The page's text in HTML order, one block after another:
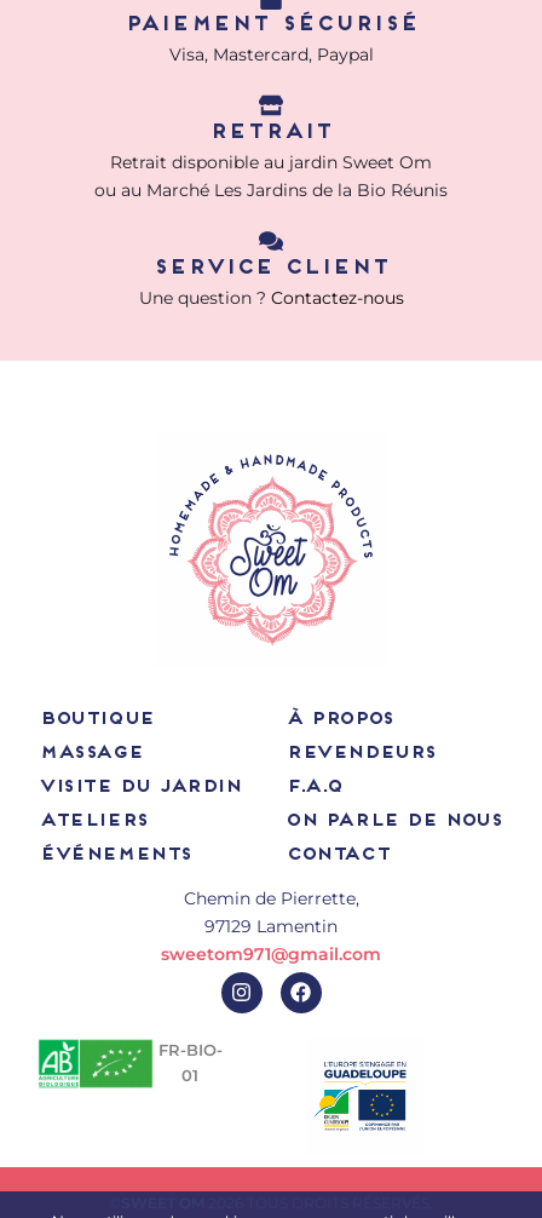
Paiement sécurisé
Visa, Mastercard, Paypal
retrait
Retrait disponible au jardin Sweet Om
ou au Marché Les Jardins de la Bio Réunis
Service client
Une question ? Contactez-nous
BOUTIQUE
MASSAGE
VISITE DU JARDIN
ATELIERS
ÉVÉNEMENTS
À PROPOS
REVENDEURS
F.A.Q
ON PARLE DE NOUS
CONTACT
Chemin de Pierrette,
97129 Lamentin
sweetom971@gmail.com
I
n
s
F
a
c
FR-BIO-
01